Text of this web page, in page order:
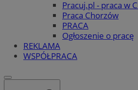
Pracuj.pl - praca w
Praca Chorzów
PRACA
Ogłoszenie o pracę
REKLAMA
WSPÓŁPRACA